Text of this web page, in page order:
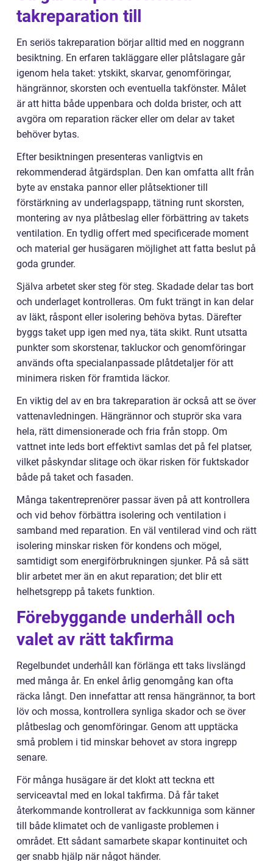
takreparation till
En seriös takreparation börjar alltid med en noggrann
besiktning. En erfaren takläggare eller plåtslagare går
igenom hela taket: ytskikt, skarvar, genomföringar,
hängrännor, skorsten och eventuella takfönster. Målet
är att hitta både uppenbara och dolda brister, och att
avgöra om reparation räcker eller om delar av taket
behöver bytas.
Efter besiktningen presenteras vanligtvis en
rekommenderad åtgärdsplan. Den kan omfatta allt från
byte av enstaka pannor eller plåtsektioner till
förstärkning av underlagspapp, tätning runt skorsten,
montering av nya plåtbeslag eller förbättring av takets
ventilation. En tydlig offert med specificerade moment
och material ger husägaren möjlighet att fatta beslut på
goda grunder.
Själva arbetet sker steg för steg. Skadade delar tas bort
och underlaget kontrolleras. Om fukt trängt in kan delar
av läkt, råspont eller isolering behöva bytas. Därefter
byggs taket upp igen med nya, täta skikt. Runt utsatta
punkter som skorstenar, takluckor och genomföringar
används ofta specialanpassade plåtdetaljer för att
minimera risken för framtida läckor.
En viktig del av en bra takreparation är också att se över
vattenavledningen. Hängrännor och stuprör ska vara
hela, rätt dimensionerade och fria från stopp. Om
vattnet inte leds bort effektivt samlas det på fel platser,
vilket påskyndar slitage och ökar risken för fuktskador
både på taket och fasaden.
Många takentreprenörer passar även på att kontrollera
och vid behov förbättra isolering och ventilation i
samband med reparation. En väl ventilerad vind och rätt
isolering minskar risken för kondens och mögel,
samtidigt som energiförbrukningen sjunker. På så sätt
blir arbetet mer än en akut reparation; det blir ett
helhetsgrepp på takets funktion.
Förebyggande underhåll och
valet av rätt takfirma
Regelbundet underhåll kan förlänga ett taks livslängd
med många år. En enkel årlig genomgång kan ofta
räcka långt. Den innefattar att rensa hängrännor, ta bort
löv och mossa, kontrollera synliga skador och se över
plåtbeslag och genomföringar. Genom att upptäcka
små problem i tid minskar behovet av stora ingrepp
senare.
För många husägare är det klokt att teckna ett
serviceavtal med en lokal takfirma. Då får taket
återkommande kontrollerat av fackkunniga som känner
till både klimatet och de vanligaste problemen i
området. Ett sådant samarbete skapar kontinuitet och
ger snabb hjälp när något händer.